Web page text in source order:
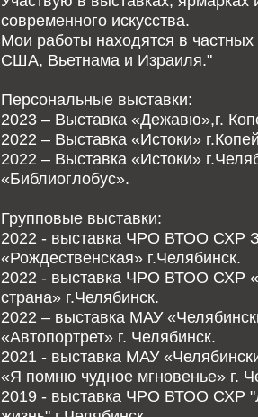
современного искусства.
Мои работы находятся в частных
США, Вьетнама и Израиля."
Персональные выставки:
2023 – Выставка «Дежавю»,г.
2022 – Выставка «Истоки»
2022 – Выставка «Истоки»
«Библиоглобус».
Групповые выставки:
2022 - выставка ЧРО ВТОО СХР
«Рождественская» г.Челябинск.
2022 - выставка ЧРО ВТОО СХР
страна» г.Челябинск.
2022 – выставка МАУ
«Автопортрет» г. Челябинск.
2021 - выставка МАУ
«Я помню чудное мгновенье» г.
2019 - выставка ЧРО ВТОО СХР